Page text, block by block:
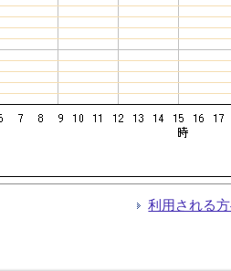
利用される